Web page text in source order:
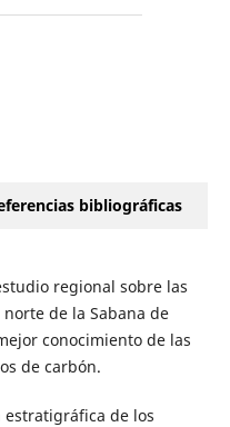
bibliográficas
regional sobre las
de la Sabana de
conocimiento de las
de carbón.
estratigráfica de los